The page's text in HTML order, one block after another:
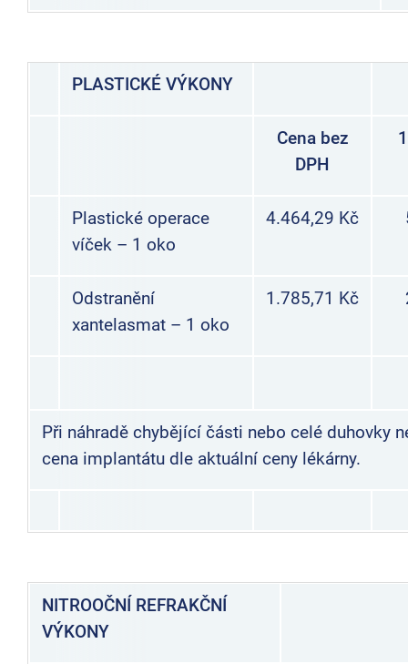
PLASTICKÉ VÝKONY
Cena bez
DPH
Plastické operace
víček – 1 oko
4.464,29 Kč
Odstranění
xantelasmat – 1 oko
1.785,71 Kč
Při náhradě chybějící části nebo celé duhovky
cena implantátu dle aktuální ceny lékárny.
NITROOČNÍ REFRAKČNÍ
VÝKONY